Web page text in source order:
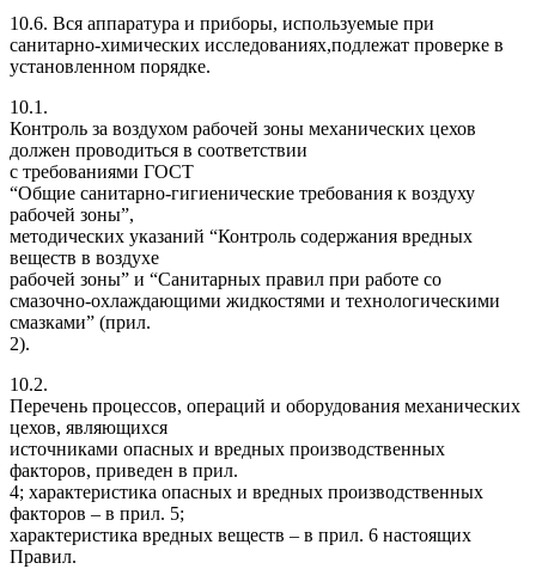
10.6. Вся аппаратура и приборы, используемые при
санитарно-химических исследованиях,подлежат проверке в
установленном порядке.
10.1.
Контроль за воздухом рабочей зоны механических цехов
должен проводиться в соответствии
с требованиями ГОСТ
“Общие санитарно-гигиенические требования к воздуху
рабочей зоны”,
методических указаний “Контроль содержания вредных
веществ в воздухе
рабочей зоны” и “Санитарных правил при работе со
смазочно-охлаждающими жидкостями и технологическими
смазками” (прил.
2).
10.2.
Перечень процессов, операций и оборудования механических
цехов, являющихся
источниками опасных и вредных производственных
факторов, приведен в прил.
4; характеристика опасных и вредных производственных
факторов – в прил. 5;
характеристика вредных веществ – в прил. 6 настоящих
Правил.